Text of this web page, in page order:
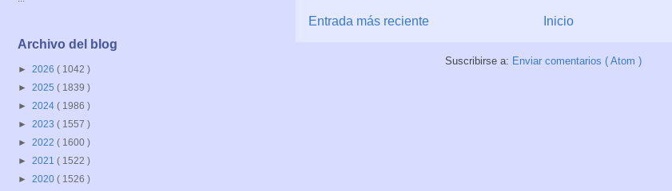
Entrada más reciente Inicio
Suscribirse a: Enviar comentarios ( Atom )
Archivo del blog
► 2026 ( 1042 )
► 2025 ( 1839 )
► 2024 ( 1986 )
► 2023 ( 1557 )
► 2022 ( 1600 )
► 2021 ( 1522 )
► 2020 ( 1526 )